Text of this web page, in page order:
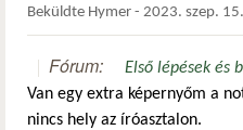
Beküldte Hymer - 2023. szep.
Fórum:
Első lépések és
Van egy extra képernyőm a
nincs hely az íróasztalon.